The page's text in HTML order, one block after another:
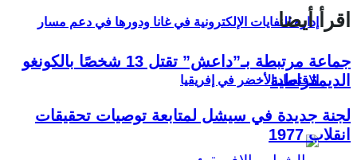
إدارة النفايات الإلكترونية في غانا ودورها في دعم مسار
الاقتصاد الأخضر في إفريقيا
اقرأ أيضا
جماعة مرتبطة بـ”داعش” تقتل 13 شخصًا بالكونغو
الديمقراطية
لجنة جديدة في سيشل لمتابعة توصيات تحقيقات
انقلاب 1977